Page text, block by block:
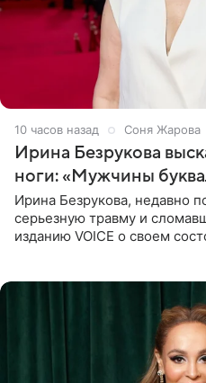
10 часов назад Соня Жарова
Ирина Безрукова
ноги: «Мужчины
Ирина Безрукова, недавно
серьезную травму и
изданию VOICE о своем